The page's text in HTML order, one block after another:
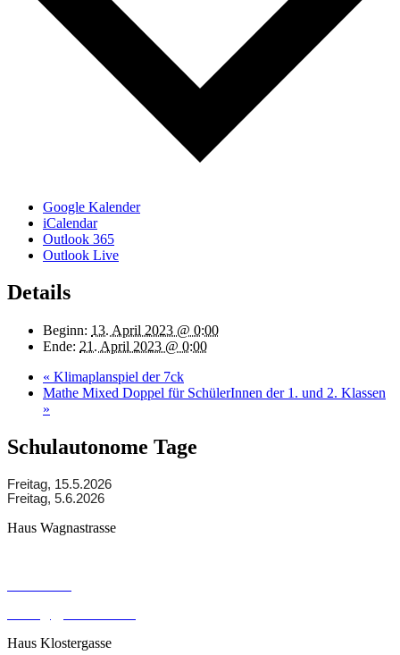
Google Kalender
iCalendar
Outlook 365
Outlook Live
Details
Beginn: 13. April 2023 @ 0:00
Ende: 21. April 2023 @ 0:00
« Klimaplanspiel der 7ck
Mathe Mixed Doppel für SchülerInnen der 1. und 2. Klassen
»
Schulautonome Tage
Freitag, 15.5.2026
Freitag, 5.6.2026
Haus Wagnastrasse
Haus Klostergasse